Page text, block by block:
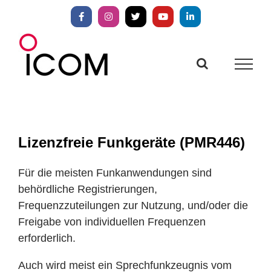
springen
FacebookInstagram
X YouTubeLinkedIn
Lizenzfreie Funkgeräte (PMR446)
Für die meisten Funkanwendungen sind
behördliche Registrierungen,
Frequenzzuteilungen zur Nutzung, und/oder die
Freigabe von individuellen Frequenzen
erforderlich.
Auch wird meist ein Sprechfunkzeugnis vom